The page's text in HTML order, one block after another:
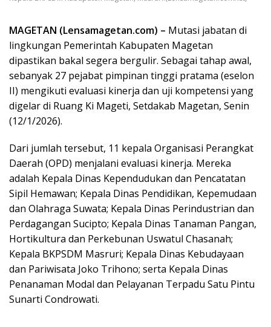
MAGETAN (Lensamagetan.com) – Mutasi jabatan di
lingkungan Pemerintah Kabupaten Magetan
dipastikan bakal segera bergulir. Sebagai tahap awal,
sebanyak 27 pejabat pimpinan tinggi pratama (eselon
II) mengikuti evaluasi kinerja dan uji kompetensi yang
digelar di Ruang Ki Mageti, Setdakab Magetan, Senin
(12/1/2026).
Dari jumlah tersebut, 11 kepala Organisasi Perangkat
Daerah (OPD) menjalani evaluasi kinerja. Mereka
adalah Kepala Dinas Kependudukan dan Pencatatan
Sipil Hemawan; Kepala Dinas Pendidikan, Kepemudaan
dan Olahraga Suwata; Kepala Dinas Perindustrian dan
Perdagangan Sucipto; Kepala Dinas Tanaman Pangan,
Hortikultura dan Perkebunan Uswatul Chasanah;
Kepala BKPSDM Masruri; Kepala Dinas Kebudayaan
dan Pariwisata Joko Trihono; serta Kepala Dinas
Penanaman Modal dan Pelayanan Terpadu Satu Pintu
Sunarti Condrowati.